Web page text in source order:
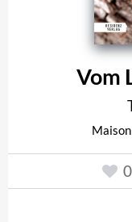
Vom
0